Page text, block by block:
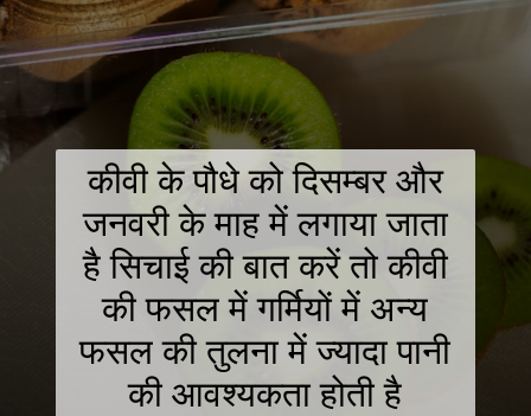
कीवी के पौधे को दिसम्बर और
जनवरी के माह में लगाया जाता
है सिचाई की बात करें तो कीवी
की फसल में गर्मियों में अन्य
फसल की तुलना में ज्यादा पानी
की आवश्यकता होती है